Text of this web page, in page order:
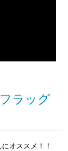
ラッグ
オススメ！！